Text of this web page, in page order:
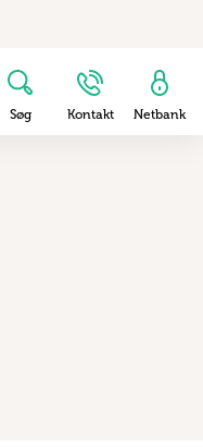
Søg Kontakt Netbank